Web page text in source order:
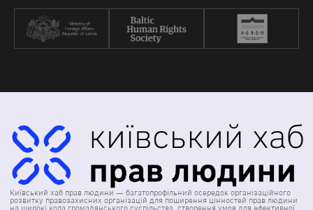
Київський хаб прав людини — багатопрофільний осередок організаційного
розвитку правозахисних організацій для поширення цінностей прав людини
на широкі кола громадянського суспільства, створення умов для ефективної